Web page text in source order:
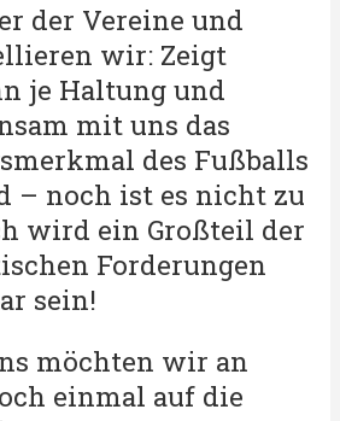
der Vereine und
wir: Zeigt
je Haltung und
mit uns das
des Fußballs
– noch ist es nicht zu
wird ein Großteil der
Forderungen
sein!
möchten wir an
einmal auf die